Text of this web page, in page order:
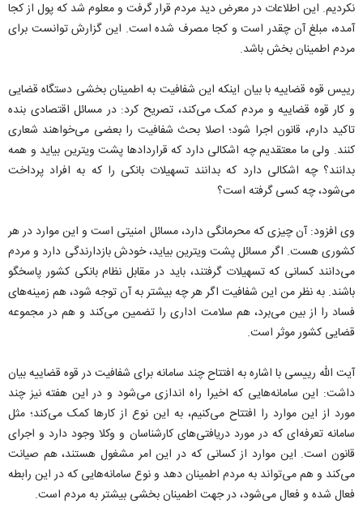
نکردیم. این اطلاعات در معرض دید مردم قرار گرفت و معلوم شد که پول از کجا
آمده، مبلغ آن چقدر است و کجا مصرف شده است. این گزارش توانست برای
مردم اطمینان بخش باشد.
رییس قوه قضاییه با بیان اینکه این شفافیت به اطمینان بخشی دستگاه قضایی
و کار قوه قضاییه و مردم کمک می‌کند، تصریح کرد: در مسائل اقتصادی بنده
تاکید دارم، قانون اجرا شود؛ اصلا بحث شفافیت را بعضی می‌خواهند شعاری
کنند. ولی ما معتقدیم چه اشکالی دارد که قرارداد‌ها پشت ویترین بیاید و همه
بدانند؟ چه اشکالی دارد که بدانند تسهیلات بانکی را که به افراد پرداخت
می‌شود، چه کسی گرفته است؟
وی افزود: آن چیزی که محرمانگی دارد، مسائل امنیتی است و این موارد در هر
کشوری هست. اگر مسائل پشت ویترین بیاید، خودش بازدارندگی دارد و مردم
می‌دانند کسانی که تسهیلات گرفتند، باید در مقابل نظام بانکی کشور پاسخگو
باشند. به نظر من این شفافیت اگر هر چه بیشتر به آن توجه شود، هم زمینه‌های
فساد را از بین می‌برد، هم سلامت اداری را تضمین می‌کند و هم در مجموعه
قضایی کشور موثر است.
آیت الله رییسی با اشاره به افتتاح چند سامانه برای شفافیت در قوه قضاییه بیان
داشت: این سامانه‌هایی که اخیرا راه اندازی می‌شود و در این هفته نیز چند
مورد از این موارد را افتتاح می‌کنیم، به این نوع از کار‌ها کمک می‌کند؛ مثل
سامانه تعرفه‌ای که در مورد دریافتی‌های کارشناسان و وکلا وجود دارد و اجرای
قانون است. این موارد از کسانی که در این امر مشغول هستند، هم صیانت
می‌کند و هم می‌تواند به مردم اطمینان دهد و نوع سامانه‌هایی که در این رابطه
فعال شده و فعال می‌شود، در جهت اطمینان بخشی بیشتر به مردم است.